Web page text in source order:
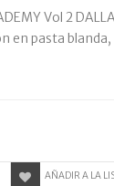
Vol 2
en pasta blanda,
AÑADIR A LA